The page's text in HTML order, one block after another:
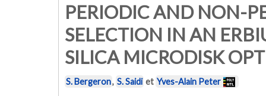
PERIODIC AND NON-
SELECTION IN AN
SILICA MICRODISK
S. Bergeron, S. Saidi et Yves-Alain Peter